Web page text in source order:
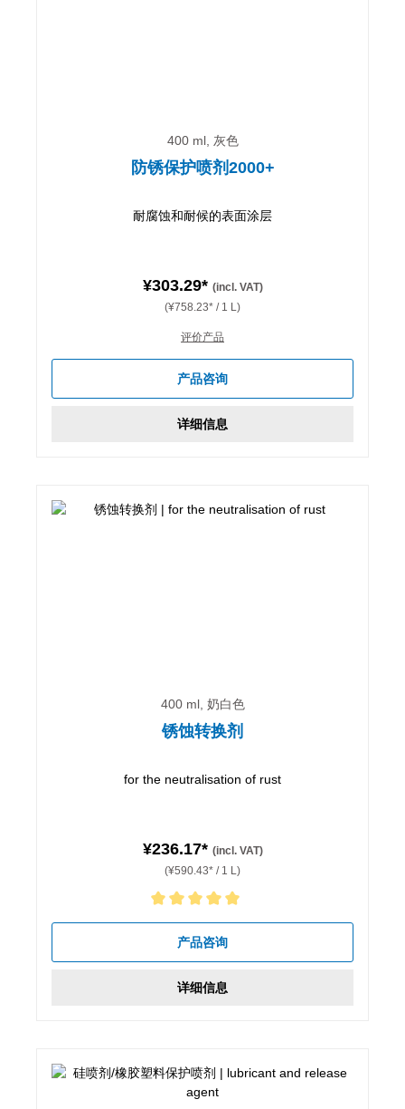
400 ml, 灰色
防锈保护喷剂2000+
耐腐蚀和耐候的表面涂层
¥303.29* (incl. VAT)
(¥758.23* / 1 L)
评价产品
产品咨询
详细信息
400 ml, 奶白色
锈蚀转换剂
for the neutralisation of rust
¥236.17* (incl. VAT)
(¥590.43* / 1 L)
Average rating of 5 out of 5 stars
产品咨询
详细信息